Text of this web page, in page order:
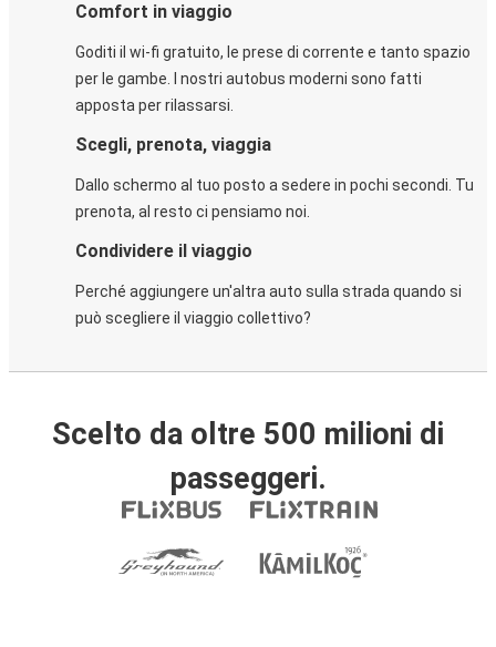
Comfort in viaggio
Goditi il wi-fi gratuito, le prese di corrente e tanto spazio
per le gambe. I nostri autobus moderni sono fatti
apposta per rilassarsi.
Scegli, prenota, viaggia
Dallo schermo al tuo posto a sedere in pochi secondi. Tu
prenota, al resto ci pensiamo noi.
Condividere il viaggio
Perché aggiungere un'altra auto sulla strada quando si
può scegliere il viaggio collettivo?
Scelto da oltre 500 milioni di
passeggeri.